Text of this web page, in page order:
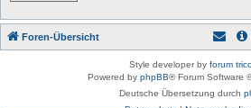
Foren-Übersicht
Style developer by forum
Powered by phpBB® Forum Software
Deutsche Übersetzung durch